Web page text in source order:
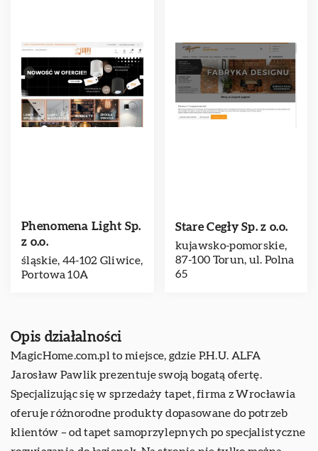
Phenomena Light Sp.
z o.o.
śląskie, 44-102 Gliwice,
Portowa 10A
Stare Cegły Sp. z o.o.
kujawsko-pomorskie,
87-100 Torun, ul. Polna
65
Opis działalności
MagicHome.com.pl to miejsce, gdzie P.H.U. ALFA
Jarosław Pawlik prezentuje swoją bogatą ofertę.
Specjalizując się w sprzedaży tapet, firma z Wrocławia
oferuje różnorodne produkty dopasowane do potrzeb
klientów – od tapet samoprzylepnych po specjalistyczne